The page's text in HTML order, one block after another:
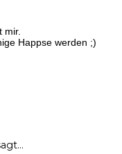
mir.
Happse werden ;)